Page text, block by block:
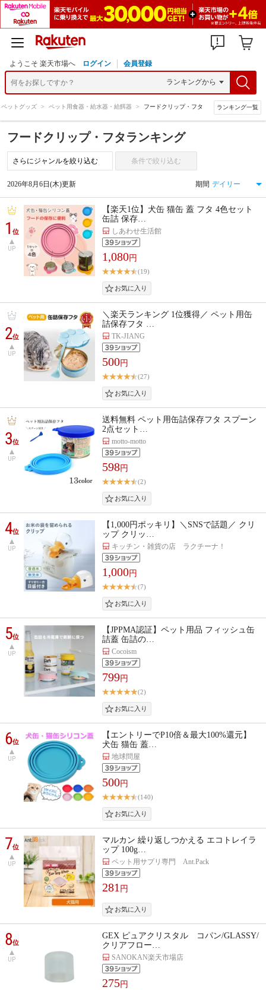
ようこそ 楽天市場へ ログイン 会員登録
ットグッズ > ペット用食器・給水器・給餌器 > フードクリップ・フタ ランキング一覧
フードクリップ・フタランキング
条件で絞り込む
2026年8月6日(木)更新 期間
1位
UP
【楽天1位】犬缶 猫缶 蓋 フタ 4色セット
缶詰 保存…
しあわせ生活館
1,080円
(19)
2位
UP
＼楽天ランキング 1位獲得／ ペット用缶
詰保存フタ …
TK-JIANG
500円
(27)
3位
UP
送料無料 ペット用缶詰保存フタ スプーン
2点セット…
motto-motto
598円
(2)
4位
UP
【1,000円ポッキリ】＼SNSで話題／ クリ
ップ クリッ…
キッチン・雑貨の店 ラクチーナ！
1,000円
(7)
5位
UP
【JPPMA認証】ペット用品 フィッシュ缶
詰蓋 缶詰の…
Cocoism
799円
(2)
6位
UP
【エントリーでP10倍＆最大100%還元】
犬缶 猫缶 蓋…
地球問屋
500円
(140)
7位
UP
マルカン 繰り返しつかえる エコトレイラ
ップ 100g…
ペット用サプリ専門 Ant.Pack
281 円
8位
UP
GEX ピュアクリスタル コパン/GLASSY/
クリアフロー…
SANOKAN楽天市場店
275円